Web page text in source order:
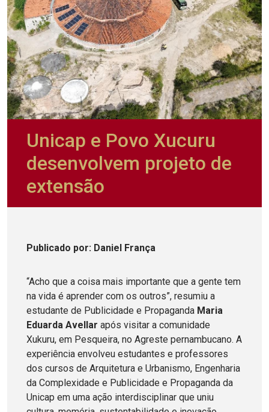
Unicap e Povo Xucuru
desenvolvem projeto de
extensão
Publicado por: Daniel França
“Acho que a coisa mais importante que a gente tem
na vida é aprender com os outros”, resumiu a
estudante de Publicidade e Propaganda Maria
Eduarda Avellar após visitar a comunidade
Xukuru, em Pesqueira, no Agreste pernambucano. A
experiência envolveu estudantes e professores
dos cursos de Arquitetura e Urbanismo, Engenharia
da Complexidade e Publicidade e Propaganda da
Unicap em uma ação interdisciplinar que uniu